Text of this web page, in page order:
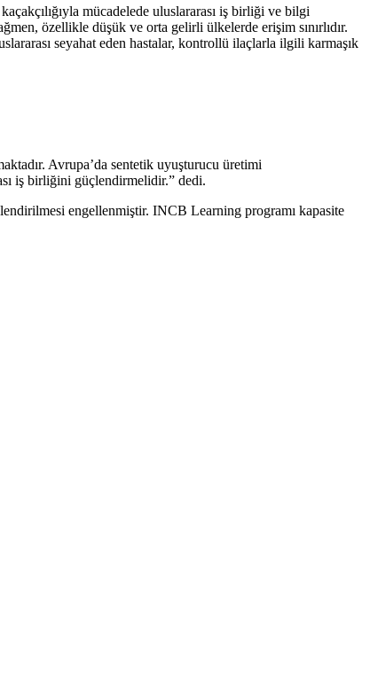
mücadelede uluslararası iş birliği ve bilgi
özellikle düşük ve orta gelirli ülkelerde erişim sınırlıdır.
seyahat eden hastalar, kontrollü ilaçlarla ilgili karmaşık
Avrupa’da sentetik uyuşturucu üretimi
iş birliğini güçlendirmelidir.” dedi.
engellenmiştir. INCB Learning programı kapasite